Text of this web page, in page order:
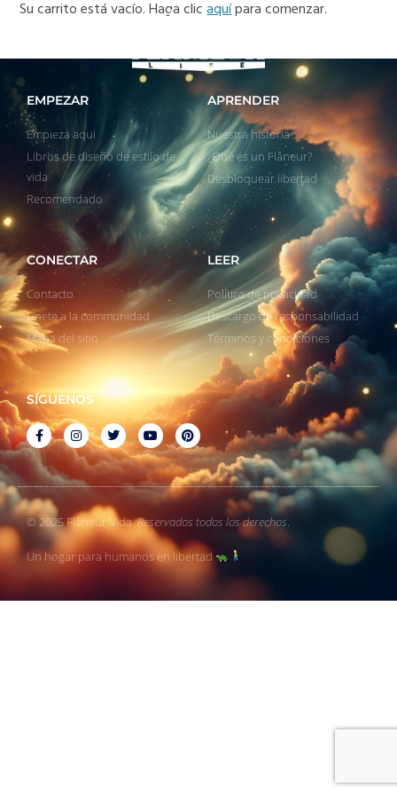
Su carrito está vacío. Haga clicaquípara comenzar.
EMPEZAR
Empieza aqui
Libros de diseño de estilo de
vida
Recomendado
APRENDER
Nuestra historia
¿Qué es un Flâneur?
Desbloquear libertad
CONECTAR
Contacto
Unete a la communidad
Mapa del sitio
LEER
Política de privacidad
Descargo de responsabilidad
Términos y condiciones
SÍGUENOS
© 2025 Flâneur Vida.Reservados todos los derechos.
Un hogar para humanos en libertad